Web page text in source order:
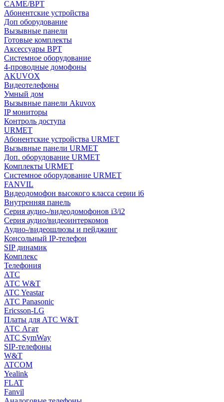
CAME/BPT
Абонентские устройства
Доп оборудование
Вызывные панели
Готовые комплекты
Аксессуары BPT
Системное оборудование
4-проводные домофоны
AKUVOX
Видеотелефоны
Умный дом
Вызывные панели Akuvox
IP мониторы
Контроль доступа
URMET
Абонентские устройства URMET
Вызывные панели URMET
Доп. оборудование URMET
Комплекты URMET
Системное оборудование URMET
FANVIL
Видеодомофон высокого класса серии i6
Внутренняя панель
Серия аудио-/видеодомофонов i3/i2
Серия аудио/видеоинтеркомов
Аудио-/видеошлюзы и пейджинг
Консольный IP-телефон
SIP динамик
Комплекс
Телефония
АТС
АТС W&T
ATC Yeastar
АТС Panasonic
Ericsson-LG
Платы для АТС W&T
АТС Агат
АТС SymWay
SIP-телефоны
W&T
ATCOM
Yealink
FLAT
Fanvil